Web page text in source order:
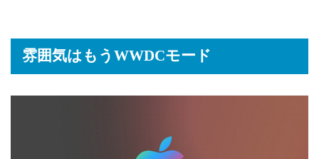
雰囲気はもうWWDCモード